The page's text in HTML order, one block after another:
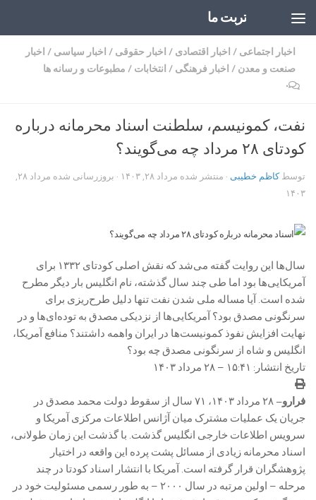
تربت ما
اخبار اجتماعی / اخبار اقتصادی / اخبار حقوقی / اخبار سیاسی / اخبار
صنعت و معدن / اخبار فرهنگی / انتخابات / مطبوعات و رسانه ها
۰
نفت، کمونیسم، سلطنت اسناد محرمانه درباره
کودتای ۲۸ مرداد چه می‌گویند؟
توسطکاظم خطیبی · منتشر شده مرداد ۲۸, ۱۴۰۳ · بروزرسانی شده
مرداد ۲۸,
۱۴۰۳
سال‌ها این روایت گفته می‌شد که نقش اصلی کودتای ۱۳۳۲ برای
آمریکایی‌ها بود اما طی چند سال گذشته، نام انگلیس بار دیگر مطرح
شده است. آیا مساله ملی شدن نفت تنها دلیل طرح‌ریزی برای
سرنگونی مصدق بود؟ آمریکایی‌ها از نزدیکی مصدق به توده‌ای‌ها و در
نهایت افزایش نفوذ کمونیست‌ها در ایران واهمه داشتند؟ منافع آمریکا،
انگلیس و شاه از سرنگونی مصدق چه بود؟
تاریخ انتشار: ۱۵:۴۱ – ۲۸ مرداد ۱۴۰۳
فرارو–
۲۸ مرداد ۱۴۰۳، ۷۱ سال از سقوط دولت محمد مصدق در
جریان یک عملیات مشترک میان آژانس اطلاعات مرکزی آمریکا و
سرویس اطلاعات خارجی انگلیس گذشت. با گذشت این زمان طولانی،
اسناد محرمانه زیادی از مسائل پشت پرده این واقعه در اختیار
پژوهشگران قرار گرفته است. آمریکا با انتشار اسناد کودتا در چند
مرحله – اولین مرتبه در سال ۲۰۰۰ – به طور رسمی مسئولیت خود در